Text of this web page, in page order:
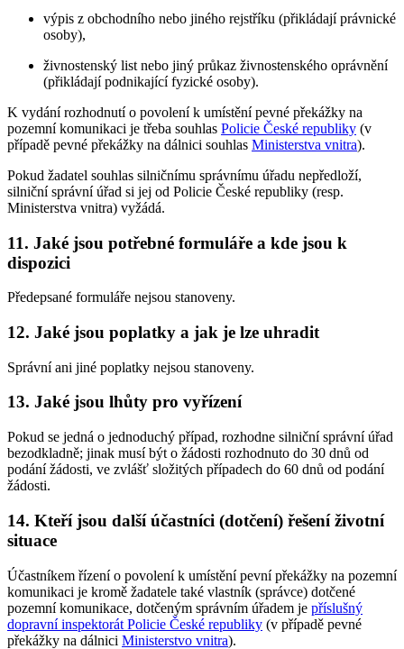
výpis z obchodního nebo jiného rejstříku (přikládají právnické
osoby),
živnostenský list nebo jiný průkaz živnostenského oprávnění
(přikládají podnikající fyzické osoby).
K vydání rozhodnutí o povolení k umístění pevné překážky na
pozemní komunikaci je třeba souhlas Policie České republiky (v
případě pevné překážky na dálnici souhlas Ministerstva vnitra).
Pokud žadatel souhlas silničnímu správnímu úřadu nepředloží,
silniční správní úřad si jej od Policie České republiky (resp.
Ministerstva vnitra) vyžádá.
11. Jaké jsou potřebné formuláře a kde jsou k
dispozici
Předepsané formuláře nejsou stanoveny.
12. Jaké jsou poplatky a jak je lze uhradit
Správní ani jiné poplatky nejsou stanoveny.
13. Jaké jsou lhůty pro vyřízení
Pokud se jedná o jednoduchý případ, rozhodne silniční správní úřad
bezodkladně; jinak musí být o žádosti rozhodnuto do 30 dnů od
podání žádosti, ve zvlášť složitých případech do 60 dnů od podání
žádosti.
14. Kteří jsou další účastníci (dotčení) řešení životní
situace
Účastníkem řízení o povolení k umístění pevní překážky na pozemní
komunikaci je kromě žadatele také vlastník (správce) dotčené
pozemní komunikace, dotčeným správním úřadem je příslušný
dopravní inspektorát Policie České republiky (v případě pevné
překážky na dálnici Ministerstvo vnitra).